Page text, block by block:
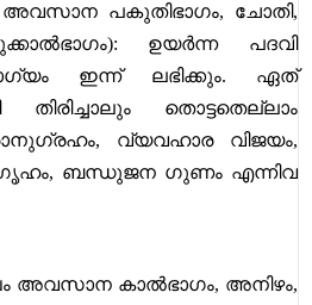
അവസാന പകുതിഭാഗം, ചോതി,
ഉയർന്ന പദവി
ഇന്ന് ലഭിക്കും. ഏത്
തൊട്ടതെല്ലാം
വ്യവഹാര വിജയം,
ബന്ധുജന ഗുണം എന്നിവ
അവസാന കാൽഭാഗം, അനിഴം,